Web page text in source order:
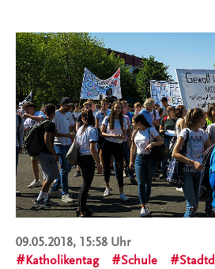
09.05.2018, 15:58 Uhr
Katholikentag
Schule